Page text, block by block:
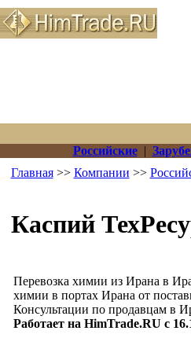
Российские|
Главная>> Компании >>
Каспий
Перевозка химии из Ирана в
химии в портах Ирана от
Консультации по продавцам в
Работает на HimTrade.RU с